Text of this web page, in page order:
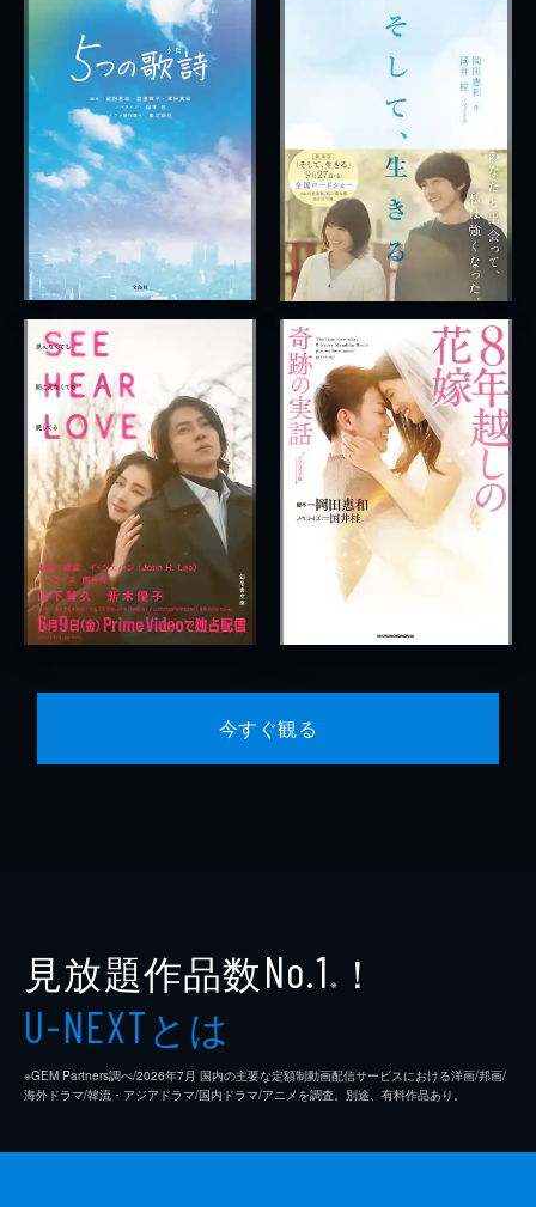
今すぐ観る
見放題作品数No.1 ※ ！
U-NEXTとは
※GEM Partners調べ/2026年7⽉ 国内の主要な定額制動画配信サービスにおける洋画/邦画/
海外ドラマ/韓流・アジアドラマ/国内ドラマ/アニメを調査。別途、有料作品あり。